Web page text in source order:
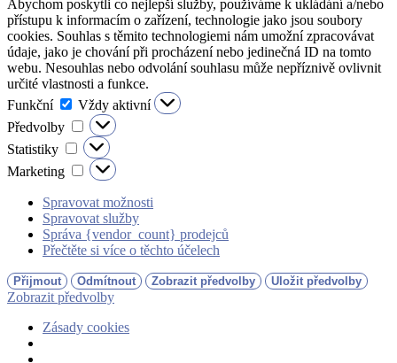
Abychom poskytli co nejlepší služby, používáme k ukládání a/nebo
přístupu k informacím o zařízení, technologie jako jsou soubory
cookies. Souhlas s těmito technologiemi nám umožní zpracovávat
údaje, jako je chování při procházení nebo jedinečná ID na tomto
webu. Nesouhlas nebo odvolání souhlasu může nepříznivě ovlivnit
určité vlastnosti a funkce.
Funkční
Funkční
Vždy aktivní
Předvolby
Předvolby
Statistiky
Statistiky
Marketing
Marketing
Spravovat možnosti
Spravovat služby
Správa {vendor_count} prodejců
Přečtěte si více o těchto účelech
Přijmout Odmítnout Zobrazit předvolby Uložit předvolby
Zobrazit předvolby
Zásady cookies